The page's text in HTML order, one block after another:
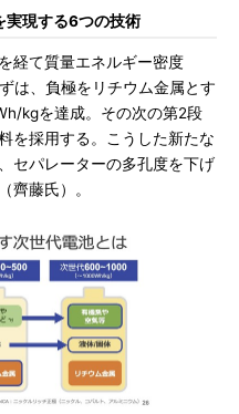
現する6つの技術
経て質量エネルギー密度
は、負極をリチウム金属とす
kgを達成。その次の第2段
を採用する。こうした新たな
セパレーターの多孔度を下げ
齊藤氏）。